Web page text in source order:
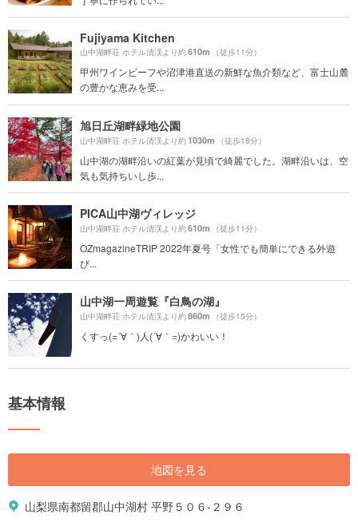
Fujiyama Kitchen
山中湖畔荘 ホテル清渓より約610m （徒歩11分）
甲州ワインビーフや沼津港直送の新鮮な魚介類など、富士山麓
の豊かな恵みを受...
旭日丘湖畔緑地公園
山中湖畔荘 ホテル清渓より約1030m （徒歩18分）
山中湖の湖畔沿いの紅葉が見頃で綺麗でした。湖畔沿いは、空
気も気持ちいし歩...
PICA山中湖ヴィレッジ
山中湖畔荘 ホテル清渓より約610m （徒歩11分）
OZmagazineTRIP 2022年夏号「女性でも簡単にできる外遊
び...
山中湖一周遊覧『白鳥の湖』
山中湖畔荘 ホテル清渓より約860m （徒歩15分）
くすっ(=´∀｀)人(´∀｀=)かわいい！
基本情報
地図を見る
山梨県南都留郡山中湖村 平野５０６-２９６